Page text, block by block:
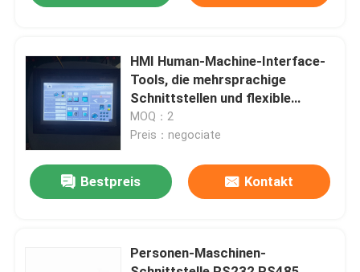
Werksbesichtigung
Qualitätskontrolle
Kontakt mit uns
Neuigkeiten
HMI Human-Machine-Interface-
Tools, die mehrsprachige
Schnittstellen und flexible
Konfiguration für globale
Industrie unterstützen
MOQ：2
Preis：negociate
Bestpreis Kontakt
Personen-Maschinen-